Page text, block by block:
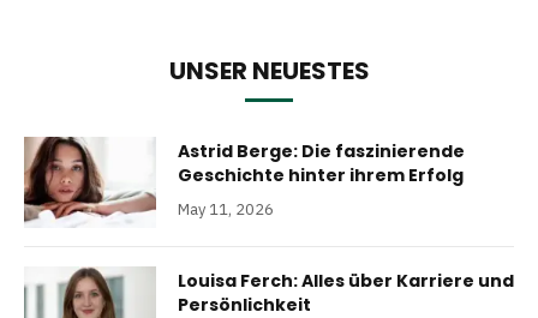
UNSER NEUESTES
Astrid Berge: Die faszinierende
Geschichte hinter ihrem Erfolg
May 11, 2026
Louisa Ferch: Alles über Karriere und
Persönlichkeit